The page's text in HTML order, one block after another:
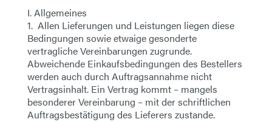
Message
I. Allgemeines
1. Allen Lieferungen und Leistungen liegen diese
Bedingungen sowie etwaige gesonderte
vertragliche Vereinbarungen zugrunde.
Abweichende Einkaufsbedingungen des Bestellers
werden auch durch Auftragsannahme nicht
Vertragsinhalt. Ein Vertrag kommt – mangels
besonderer Vereinbarung – mit der schriftlichen
Auftragsbestätigung des Lieferers zustande.